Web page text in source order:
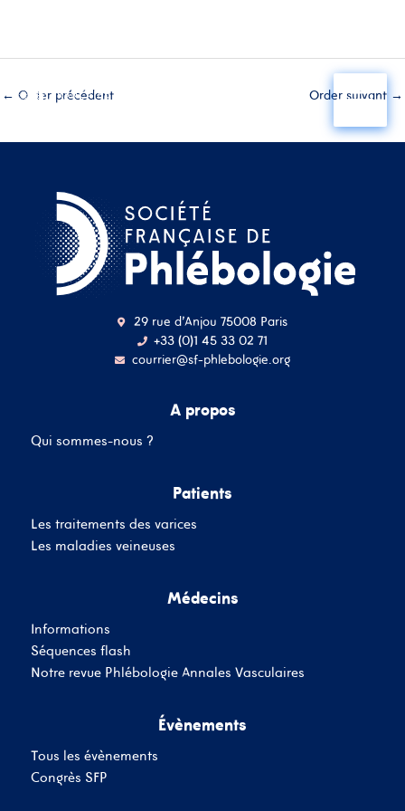
← Order précédent Order suivant →
29 rue d'Anjou 75008 Paris
+33 (0)1 45 33 02 71
courrier@sf-phlebologie.org
A propos
Qui sommes-nous ?
Patients
Les traitements des varices
Les maladies veineuses
Médecins
Informations
Séquences flash
Notre revue Phlébologie Annales Vasculaires
Évènements
Tous les évènements
Congrès SFP
adresse mail
Se souvenir de moi
SE CONNECTER
Inscrivez-Vous